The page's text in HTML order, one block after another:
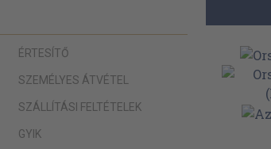
ÉRTESÍTŐ
SZEMÉLYES ÁTVÉTEL
SZÁLLÍTÁSI FELTÉTELEK
GYIK